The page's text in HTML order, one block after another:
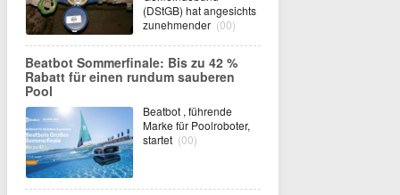
(DStGB) hat angesichts
zunehmender (00)
Beatbot Sommerfinale: Bis zu 42 %
Rabatt für einen rundum sauberen
Pool
Beatbot , führende
Marke für Poolroboter,
startet (00)